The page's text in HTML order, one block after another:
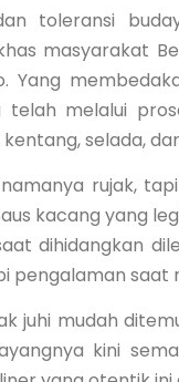
toleransi
masyarakat
Yang
telah melalui
selada,
rujak,
kacang yang
dihidangkan
pengalaman saat
juhi mudah
kini